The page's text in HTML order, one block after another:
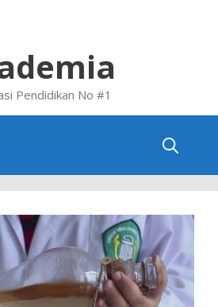
Pendidikan No #1